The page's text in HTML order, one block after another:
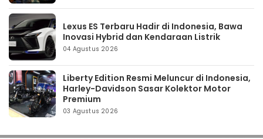
Lexus ES Terbaru Hadir di Indonesia, Bawa
Inovasi Hybrid dan Kendaraan Listrik
04 Agustus 2026
Liberty Edition Resmi Meluncur di Indonesia,
Harley-Davidson Sasar Kolektor Motor
Premium
03 Agustus 2026